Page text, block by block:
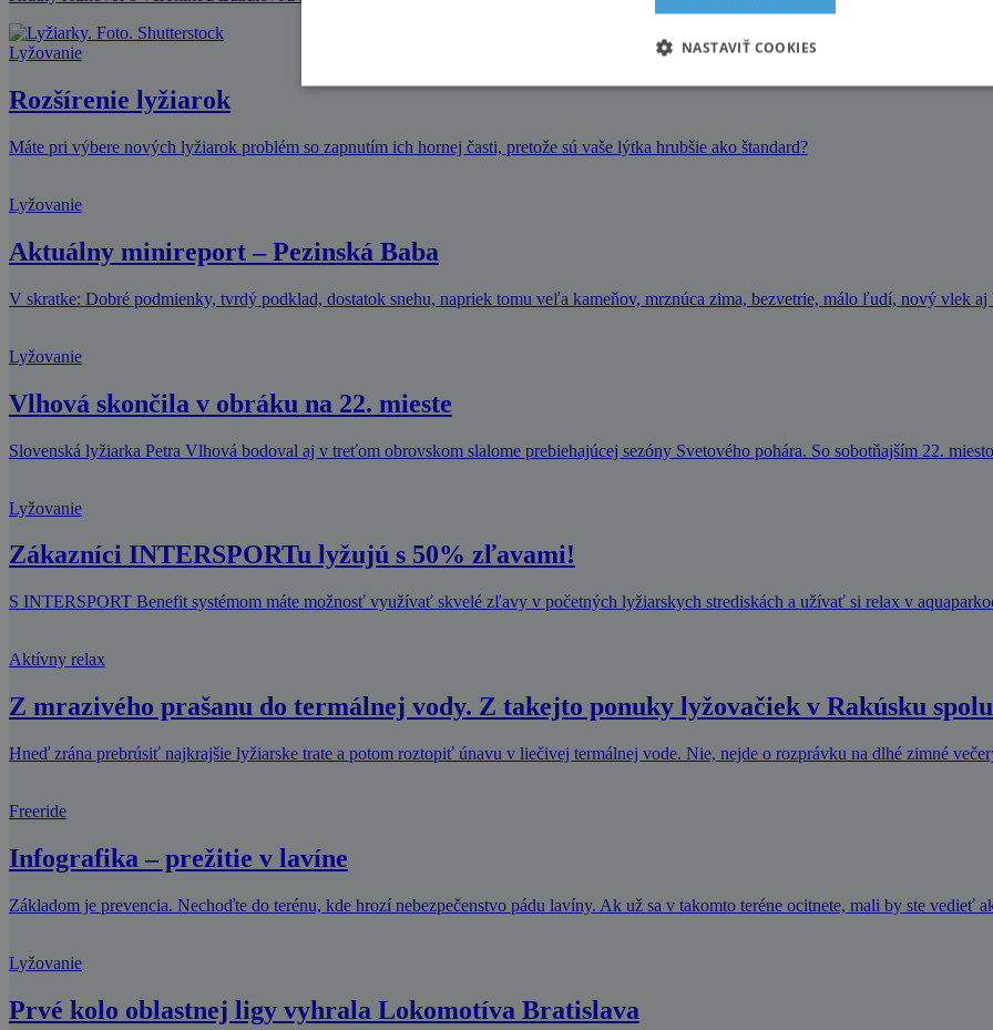
Lyžovanie
Rozšírenie lyžiarok
Máte pri výbere nových lyžiarok problém so zapnutím ich hornej časti, pretože sú vaše lýtka hrubšie ako štandard?
Lyžovanie
Aktuálny minireport – Pezinská Baba
V skratke: Dobré podmienky, tvrdý podklad, dostatok snehu, napriek tomu veľa kameňov, mrznúca zima, bezvetrie, málo ľudí, nový vlek aj
Lyžovanie
Vlhová skončila v obráku na 22. mieste
Slovenská lyžiarka Petra Vlhová bodoval aj v treťom obrovskom slalome prebiehajúcej sezóny Svetového pohára. So sobotňajším 22.
Lyžovanie
Zákazníci INTERSPORTu lyžujú s 50% zľavami!
S INTERSPORT Benefit systémom máte možnosť využívať skvelé zľavy v početných lyžiarskych strediskách a užívať si relax v
Aktívny relax
Z mrazivého prašanu do termálnej vody. Z takejto ponuky lyžovačiek v Rakúsku
Hneď zrána prebrúsiť najkrajšie lyžiarske trate a potom roztopiť únavu v liečivej termálnej vode. Nie, nejde o rozprávku na dlhé zimné
Freeride
Infografika – prežitie v lavíne
Základom je prevencia. Nechoďte do terénu, kde hrozí nebezpečenstvo pádu lavíny. Ak už sa v takomto teréne ocitnete, mali by ste vedieť
Lyžovanie
Prvé kolo oblastnej ligy vyhrala Lokomotíva Bratislava
NASTAVIŤ COOKIES